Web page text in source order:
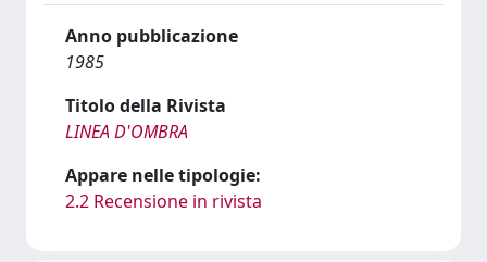
Anno pubblicazione
1985
Titolo della Rivista
LINEA D'OMBRA
Appare nelle tipologie:
2.2 Recensione in rivista